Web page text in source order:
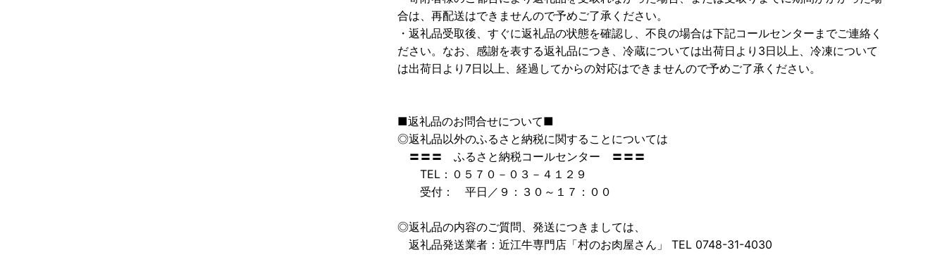
合は、再配送はできませんので予めご了承ください。
・返礼品受取後、すぐに返礼品の状態を確認し、不良の場合は下記コールセンターまでご連絡く
ださい。なお、感謝を表する返礼品につき、冷蔵については出荷日より3日以上、冷凍について
は出荷日より7日以上、経過してからの対応はできませんので予めご了承ください。
■返礼品のお問合せについて■
◎返礼品以外のふるさと納税に関することについては
〓〓〓 ふるさと納税コールセンター 〓〓〓
TEL：０５７０－０３－４１２９
受付： 平日／９：３０～１７：００
◎返礼品の内容のご質問、発送につきましては、
返礼品発送業者：近江牛専門店「村のお肉屋さん」 TEL 0748-31-4030